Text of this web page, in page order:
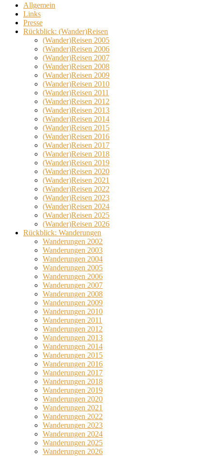
Allgemein
Links
Presse
Rückblick: (Wander)Reisen
(Wander)Reisen 2005
(Wander)Reisen 2006
(Wander)Reisen 2007
(Wander)Reisen 2008
(Wander)Reisen 2009
(Wander)Reisen 2010
(Wander)Reisen 2011
(Wander)Reisen 2012
(Wander)Reisen 2013
(Wander)Reisen 2014
(Wander)Reisen 2015
(Wander)Reisen 2016
(Wander)Reisen 2017
(Wander)Reisen 2018
(Wander)Reisen 2019
(Wander)Reisen 2020
(Wander)Reisen 2021
(Wander)Reisen 2022
(Wander)Reisen 2023
(Wander)Reisen 2024
(Wander)Reisen 2025
(Wander)Reisen 2026
Rückblick: Wanderungen
Wanderungen 2002
Wanderungen 2003
Wanderungen 2004
Wanderungen 2005
Wanderungen 2006
Wanderungen 2007
Wanderungen 2008
Wanderungen 2009
Wanderungen 2010
Wanderungen 2011
Wanderungen 2012
Wanderungen 2013
Wanderungen 2014
Wanderungen 2015
Wanderungen 2016
Wanderungen 2017
Wanderungen 2018
Wanderungen 2019
Wanderungen 2020
Wanderungen 2021
Wanderungen 2022
Wanderungen 2023
Wanderungen 2024
Wanderungen 2025
Wanderungen 2026